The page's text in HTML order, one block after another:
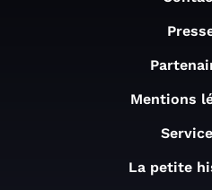
Mentions
La petite